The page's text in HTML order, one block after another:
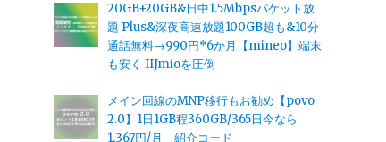
20GB+20GB&日中1.5Mbpsパケット放
題 Plus&深夜高速放題100GB超も&10分
通話無料→990円*6か月【mineo】端末
も安く IIJmioを圧倒
メイン回線のMNP移行もお勧め【povo
2.0】1日1GB程360GB/365日今なら
1,367円/月 紹介コード